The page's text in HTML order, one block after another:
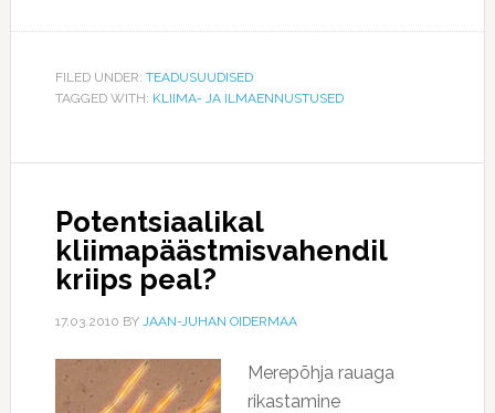
FILED UNDER: TEADUSUUDISED
TAGGED WITH: KLIIMA- JA ILMAENNUSTUSED
Potentsiaalikal
kliimapäästmisvahendil
kriips peal?
17.03.2010 BY JAAN-JUHAN OIDERMAA
Merepõhja rauaga
rikastamine